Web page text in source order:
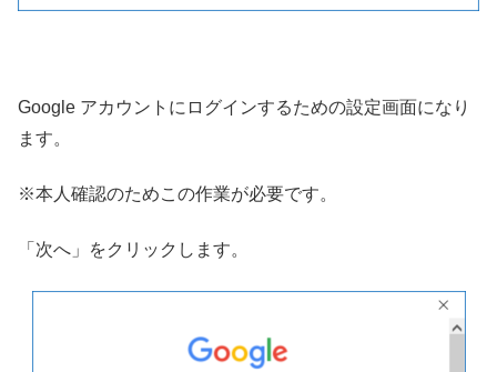
Google アカウントにログインするための設定画面になり
ます。
※本人確認のためこの作業が必要です。
「次へ」をクリックします。